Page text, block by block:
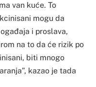
van kuće. To
mogu da
i proslava,
na to da će rizik po
biti mnogo
kazao je tada